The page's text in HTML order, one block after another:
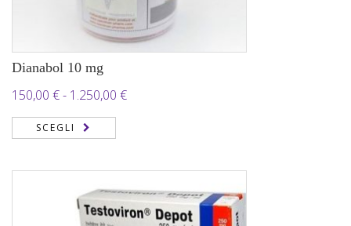
Dianabol 10 mg
150,00 €- 1.250,00 €Fascia
150,00 €
a
SCEGLI